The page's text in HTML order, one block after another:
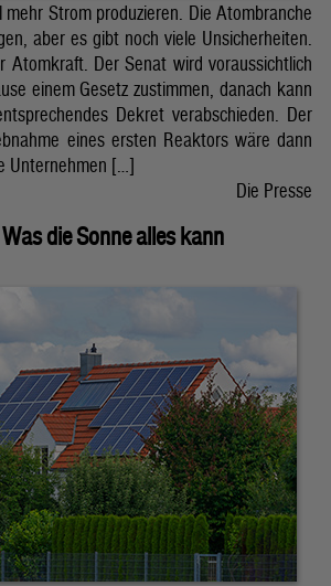
Strom produzieren. Die Atombranche
aber es gibt noch viele Unsicherheiten.
Atomkraft. Der Senat wird voraussichtlich
einem Gesetz zustimmen, danach kann
Dekret verabschieden. Der
eines ersten Reaktors wäre dann
Unternehmen […]
Die Presse
die Sonne alles kann